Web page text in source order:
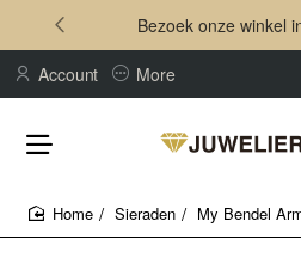
Bezoek onze winkel
Account More
Sieraden My Bendel